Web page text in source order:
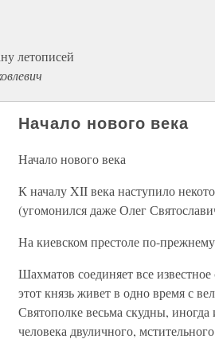
летописей
Начало нового века
Начало нового века
К началу XII века наступило
(угомонился даже Олег
На киевском престоле по-
Шахматов соединяет все
этот князь живет в одно время с
Святополке весьма скудны,
человека двуличного,